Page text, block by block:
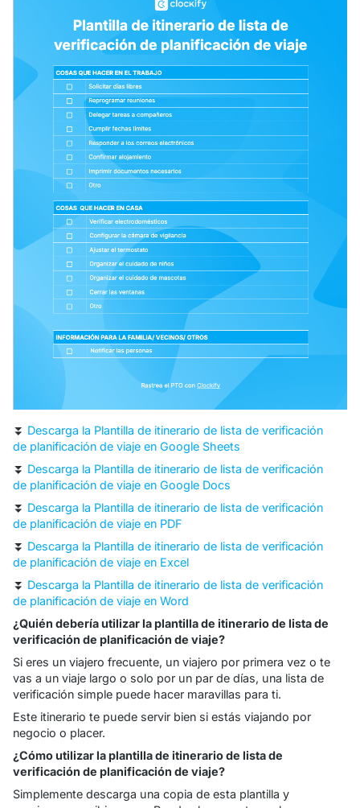
⏬ Descarga la Plantilla de itinerario de lista de verificación
de planificación de viaje en Google Sheets
⏬ Descarga la Plantilla de itinerario de lista de verificación
de planificación de viaje en Google Docs
⏬ Descarga la Plantilla de itinerario de lista de verificación
de planificación de viaje en PDF
⏬ Descarga la Plantilla de itinerario de lista de verificación
de planificación de viaje en Excel
⏬ Descarga la Plantilla de itinerario de lista de verificación
de planificación de viaje en Word
¿Quién debería utilizar la plantilla de itinerario de lista de
verificación de planificación de viaje?
Si eres un viajero frecuente, un viajero por primera vez o te
vas a un viaje largo o solo por un par de días, una lista de
verificación simple puede hacer maravillas para ti.
Este itinerario te puede servir bien si estás viajando por
negocio o placer.
¿Cómo utilizar la plantilla de itinerario de lista de
verificación de planificación de viaje?
Simplemente descarga una copia de esta plantilla y